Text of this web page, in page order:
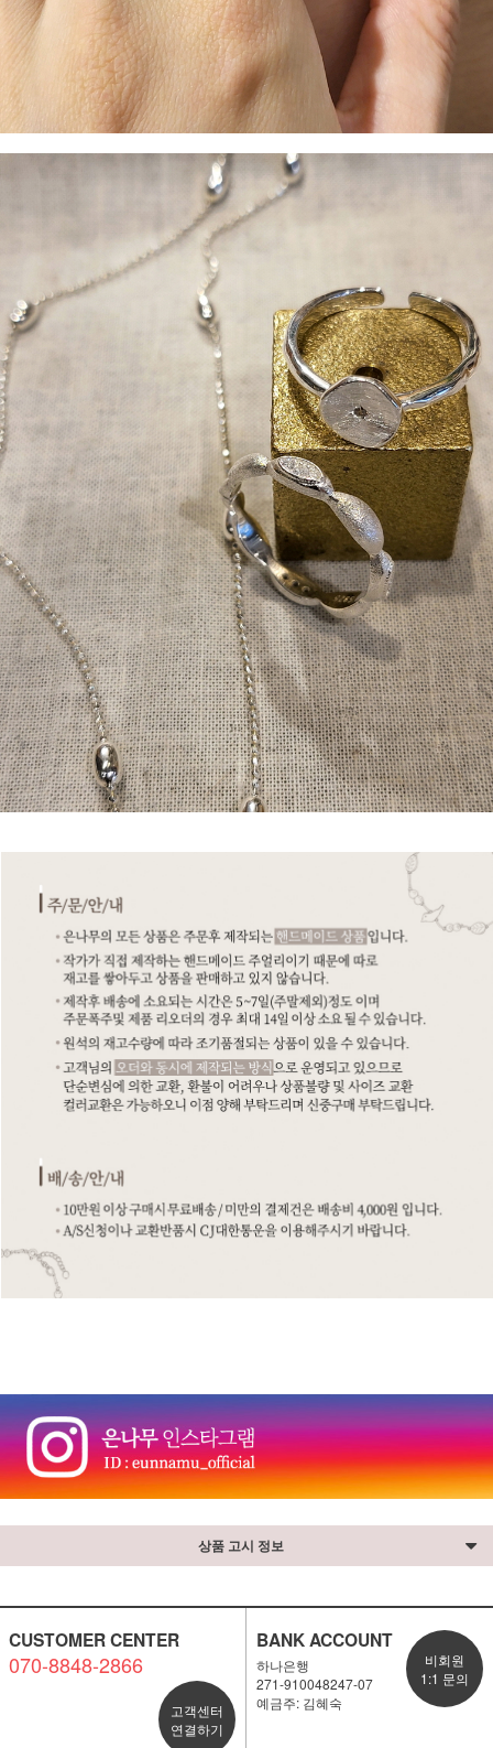
상품 고시 정보
CUSTOMER CENTER
070-8848-2866
고객센터
연결하기
BANK ACCOUNT
하나은행
271-910048247-07
예금주: 김혜숙
비회원
1:1 문의